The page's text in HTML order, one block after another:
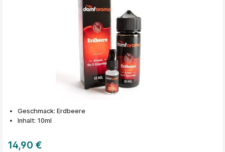
Geschmack: Erdbeere
Inhalt: 10ml
14,90 €